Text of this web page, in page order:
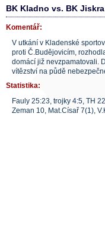
BK Kladno vs. BK
Komentář:
V utkání v Kladenské
proti Č.Budějovicím,
domácí již nevzpamatovali.
vítězství na půdě
Statistika:
Fauly 25:23, trojky 4:5, TH
Zeman 10, Mat.Císař 7(1),